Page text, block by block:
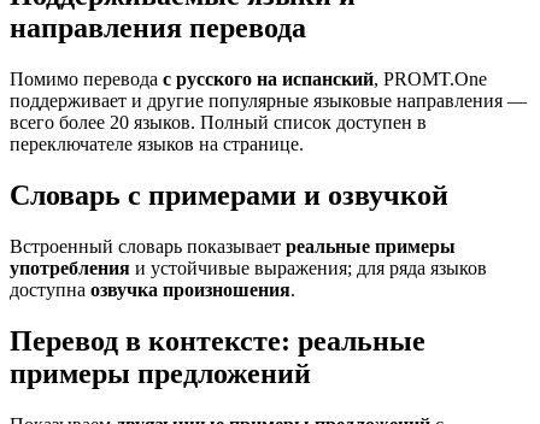
направления перевода
Помимо перевода с русского на испанский, PROMT.One
поддерживает и другие популярные языковые направления —
всего более 20 языков. Полный список доступен в
переключателе языков на странице.
Словарь с примерами и озвучкой
Встроенный словарь показывает реальные примеры
употребления и устойчивые выражения; для ряда языков
доступна озвучка произношения.
Перевод в контексте: реальные
примеры предложений